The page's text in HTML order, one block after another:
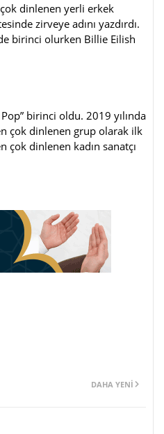
dinlenen yerli erkek
zirveye adını yazdırdı.
birinci olurken Billie Eilish
birinci oldu. 2019 yılında
çok dinlenen grup olarak ilk
çok dinlenen kadın sanatçı
DAHA YENI